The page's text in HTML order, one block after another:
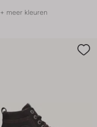
+ meer kleuren